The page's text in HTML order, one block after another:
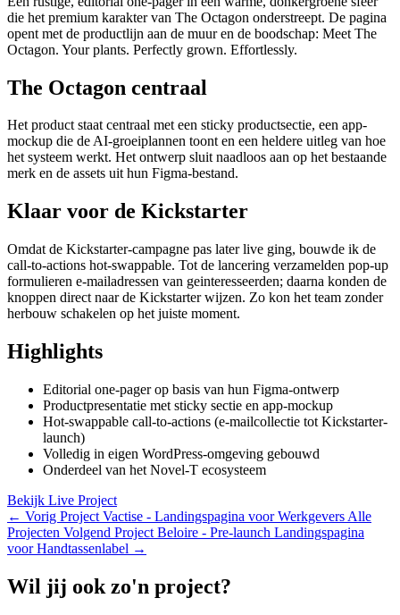
die het premium karakter van The Octagon onderstreept. De pagina
opent met de productlijn aan de muur en de boodschap: Meet The
Octagon. Your plants. Perfectly grown. Effortlessly.
The Octagon centraal
Het product staat centraal met een sticky productsectie, een app-
mockup die de AI-groeiplannen toont en een heldere uitleg van hoe
het systeem werkt. Het ontwerp sluit naadloos aan op het bestaande
merk en de assets uit hun Figma-bestand.
Klaar voor de Kickstarter
Omdat de Kickstarter-campagne pas later live ging, bouwde ik de
call-to-actions hot-swappable. Tot de lancering verzamelden pop-up
formulieren e-mailadressen van geinteresseerden; daarna konden de
knoppen direct naar de Kickstarter wijzen. Zo kon het team zonder
herbouw schakelen op het juiste moment.
Highlights
Editorial one-pager op basis van hun Figma-ontwerp
Productpresentatie met sticky sectie en app-mockup
Hot-swappable call-to-actions (e-mailcollectie tot Kickstarter-
launch)
Volledig in eigen WordPress-omgeving gebouwd
Onderdeel van het Novel-T ecosysteem
Bekijk Live Project
← Vorig Project Vactise - Landingspagina voor Werkgevers Alle
Projecten Volgend Project Beloire - Pre-launch Landingspagina
voor Handtassenlabel →
Wil jij ook zo'n project?